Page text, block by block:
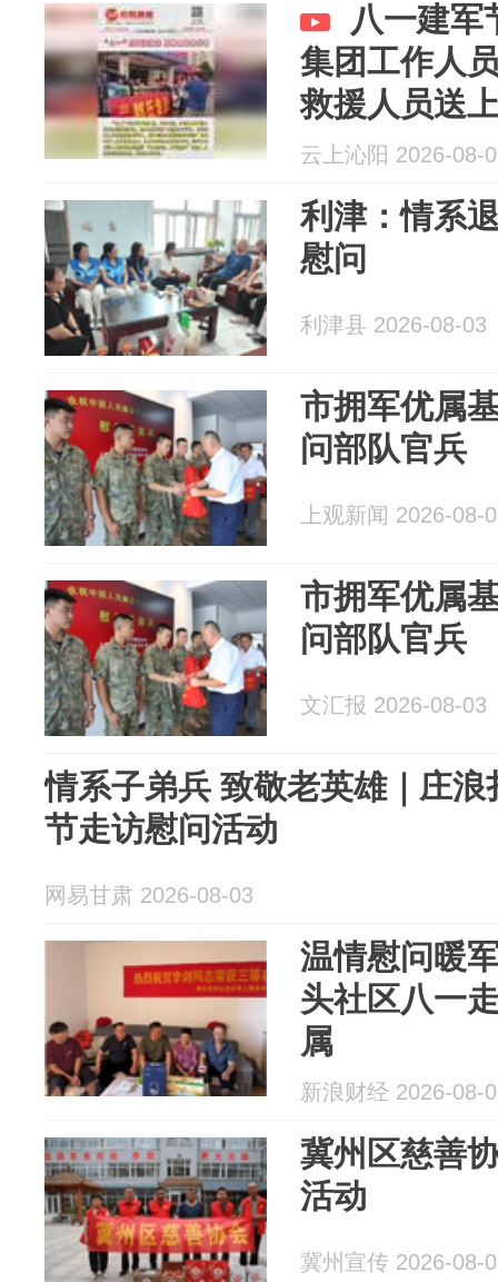
八一建军
集团工作人
救援人员送
云上沁阳 2026-08-
利津：情系
慰问
利津县 2026-08-03
市拥军优属
问部队官兵
上观新闻 2026-08-
市拥军优属
问部队官兵
文汇报 2026-08-03
情系子弟兵 致敬老英雄｜庄
节走访慰问活动
网易甘肃 2026-08-03
温情慰问暖
头社区八一
属
新浪财经 2026-08-
冀州区慈善
活动
冀州宣传 2026-08-